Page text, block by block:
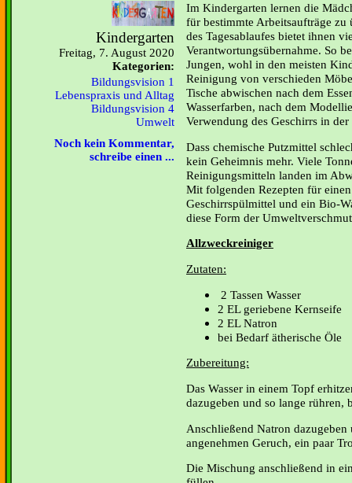
Kindergarten
Freitag, 7. August 2020
Kategorien:
Bildungsvision 1
Lebenspraxis und Alltag
Bildungsvision 4
Umwelt
Noch kein Kommentar,
schreibe einen ...
Im Kindergarten lernen die
für bestimmte Arbeitsaufträge
des Tagesablaufes bietet ihnen
Verantwortungsübernahme. So
Jungen, wohl in den meisten
Reinigung von verschieden
Tische abwischen nach dem
Wasserfarben, nach dem
Verwendung des Geschirrs in
Dass chemische Putzmittel
kein Geheimnis mehr. Viele
Reinigungsmitteln landen im
Mit folgenden Rezepten für
Geschirrspülmittel und ein Bio-
diese Form der
Allzweckreiniger
Zutaten:
2 Tassen Wasser
2 EL geriebene Kernseife
2 EL Natron
bei Bedarf ätherische Öle
Zubereitung:
Das Wasser in einem Topf
dazugeben und so lange rühren,
Anschließend Natron
angenehmen Geruch, ein paar
Die Mischung anschließend in